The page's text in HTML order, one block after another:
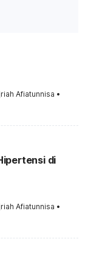
Afiatunnisa •
di
Afiatunnisa •